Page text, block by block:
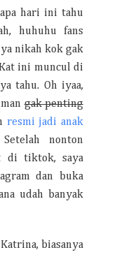
hari ini tahu
huhuhu fans
nikah kok gak
ini muncul di
tahu. Oh iyaa,
gak penting
resmi jadi anak
nonton
di tiktok, saya
dan buka
udah banyak
biasanya